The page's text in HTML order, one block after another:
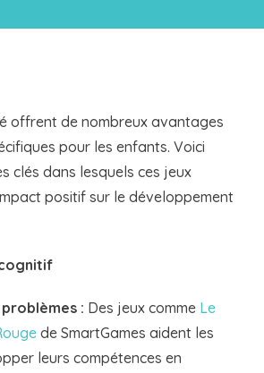
offrent de nombreux avantages
pour les enfants. Voici
clés dans lesquels ces jeux
positif sur le développement
: Des jeux comme Le
de SmartGames aident les
leurs compétences en